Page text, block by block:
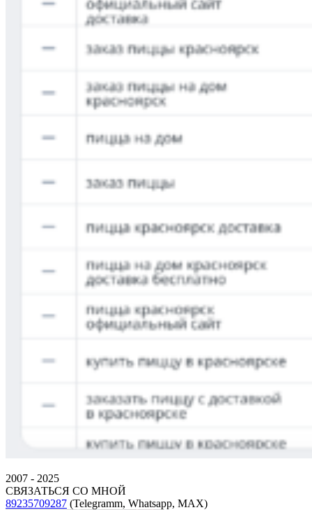
2007 - 2025
СВЯЗАТЬСЯ СО МНОЙ
89235709287 (Telegramm, Whatsapp, MAX)